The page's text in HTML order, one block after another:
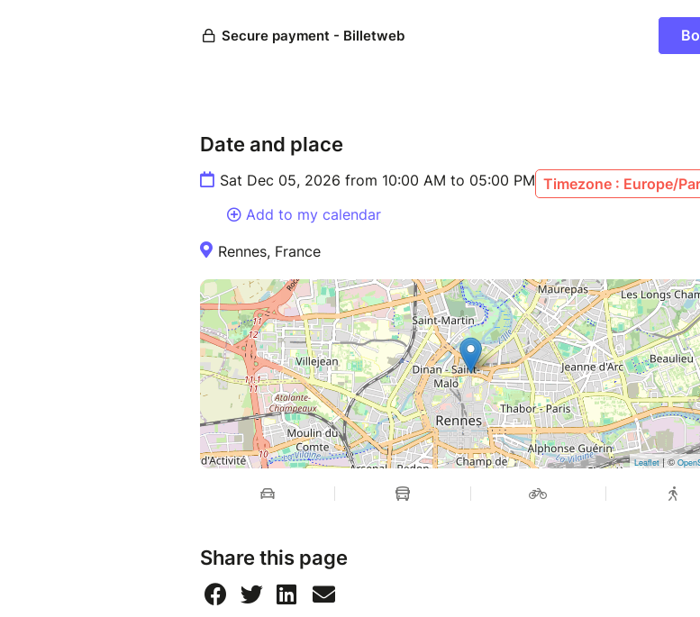
La journée se déroulera aux alentours de Rennes et à Rennes. Le lieu de
rendez-vous précis vous sera communiqué par mail avant l'évènement.
Date and place
Sat Dec 05, 2026 from 10:00 AM to 05:00 PM Timezone : Europe/
Add to my calendar
Rennes, France
Leaflet| ©
Share this page